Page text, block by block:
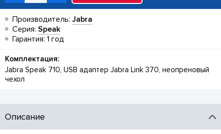
Производитель: Jabra
Серия: Speak
Гарантия: 1 год
Комплектация:
Jabra Speak 710, USB адаптер Jabra Link 370, неопреновый
чехол
Описание